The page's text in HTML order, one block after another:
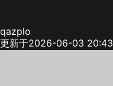
qazplo
更新于2026-06-03 20:43